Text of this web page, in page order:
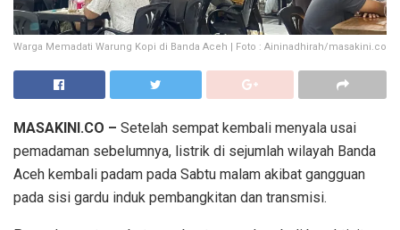
Warga Memadati Warung Kopi di Banda Aceh | Foto : Aininadhirah/masakini.co
MASAKINI.CO – Setelah sempat kembali menyala usai
pemadaman sebelumnya, listrik di sejumlah wilayah Banda
Aceh kembali padam pada Sabtu malam akibat gangguan
pada sisi gardu induk pembangkitan dan transmisi.